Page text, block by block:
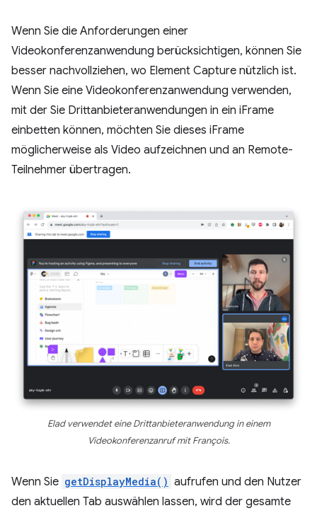
Wenn Sie die Anforderungen einer
Videokonferenzanwendung berücksichtigen, können Sie
besser nachvollziehen, wo Element Capture nützlich ist.
Wenn Sie eine Videokonferenzanwendung verwenden,
mit der Sie Drittanbieteranwendungen in ein iFrame
einbetten können, möchten Sie dieses iFrame
möglicherweise als Video aufzeichnen und an Remote-
Teilnehmer übertragen.
Elad verwendet eine Drittanbieteranwendung in einem
Videokonferenzanruf mit François.
Wenn Sie getDisplayMedia() aufrufen und den Nutzer
den aktuellen Tab auswählen lassen, wird der gesamte